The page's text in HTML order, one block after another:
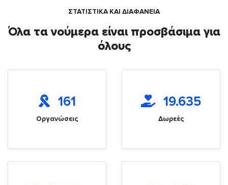
ΣΤΑΤΙΣΤΙΚΑ ΚΑΙ ΔΙΑΦΑΝΕΙΑ
Όλα τα νούμερα είναι προσβάσιμα για
όλους
161
Οργανώσεις
19.635
Δωρεές